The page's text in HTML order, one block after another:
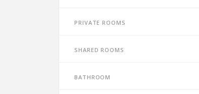
Private rooms
Shared rooms
Bathroom